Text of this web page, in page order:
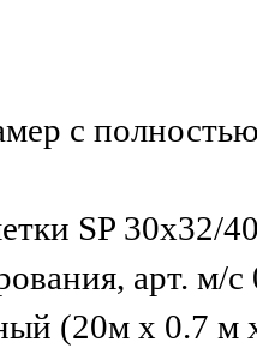
с
SP 30x32/
арт. м/
(20м х 0.7